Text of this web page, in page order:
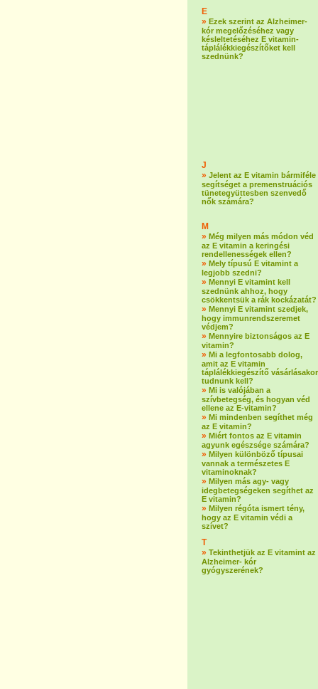
E
» Ezek szerint az Alzheimer-
kór megelőzéséhez vagy
késleltetéséhez E vitamin-
táplálékkiegészítőket kell
szednünk?
J
» Jelent az E vitamin bármiféle
segítséget a premenstruációs
tünetegyüttesben szenvedő
nők számára?
M
» Még milyen más módon véd
az E vitamin a keringési
rendellenességek ellen?
» Mely típusú E vitamint a
legjobb szedni?
» Mennyi E vitamint kell
szednünk ahhoz, hogy
csökkentsük a rák kockázatát?
» Mennyi E vitamint szedjek,
hogy immunrendszeremet
védjem?
» Mennyire biztonságos az E
vitamin?
» Mi a legfontosabb dolog,
amit az E vitamin
táplálékkiegészítő vásárlásakor
tudnunk kell?
» Mi is valójában a
szívbetegség, és hogyan véd
ellene az E-vitamin?
» Mi mindenben segíthet még
az E vitamin?
» Miért fontos az E vitamin
agyunk egészsége számára?
» Milyen különböző típusai
vannak a természetes E
vitaminoknak?
» Milyen más agy- vagy
idegbetegségeken segíthet az
E vitamin?
» Milyen régóta ismert tény,
hogy az E vitamin védi a
szívet?
T
» Tekinthetjük az E vitamint az
Alzheimer- kór
gyógyszerének?